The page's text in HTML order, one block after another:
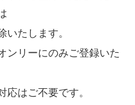
たします。
ンリーにのみご登録いた
はご不要です。